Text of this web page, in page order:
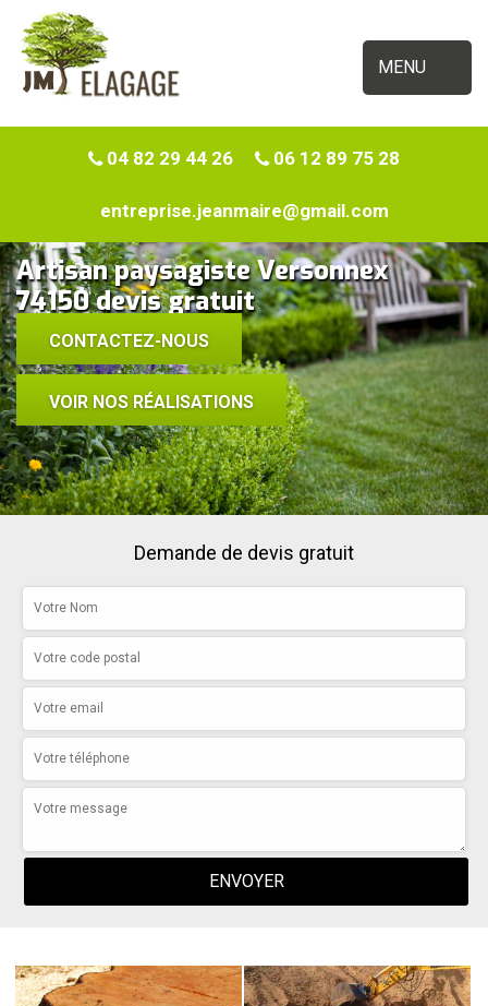
MENU
04 82 29 44 26 06 12 89 75 28
entreprise.jeanmaire@gmail.com
Artisan paysagiste Versonnex
74150 devis gratuit
CONTACTEZ-NOUS
VOIR NOS RÉALISATIONS
Demande de devis gratuit